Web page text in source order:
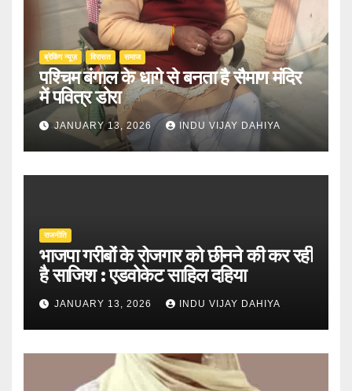
ब्रेकिंग न्यूज़ ‍‍विरासत समाज
पश्चिम बंगाल के धागे से बनता है सैमाण मंदिर
में पवित्र डोरा
JANUARY 13, 2026 INDU VIJAY DAHIYA
राजनीति
भाजपा गरीबों के रोजगार को छीनने की कर रही
है साजिश : एडवोकेट साहिल दहिया
JANUARY 13, 2026 INDU VIJAY DAHIYA